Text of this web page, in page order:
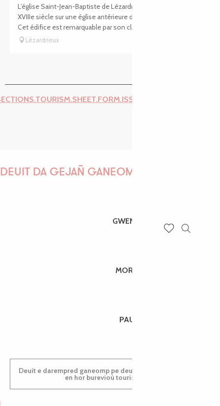
L’église Saint-Jean-Baptiste de Lézardrieux fût édifiée au
XVIIIe siècle sur une église antérieure de la fin du XVIe siècle.
Cet édifice est remarquable par son clocher-pignon,...
Lézardrieux
DEUIT DA GEJAÑ GANEOMP !
GWENAËLLE
MORGANE
PAULINE
Deuit e darempred ganeomp pe deuit da welet ac'hanomp
en hor burevioù touristerezh